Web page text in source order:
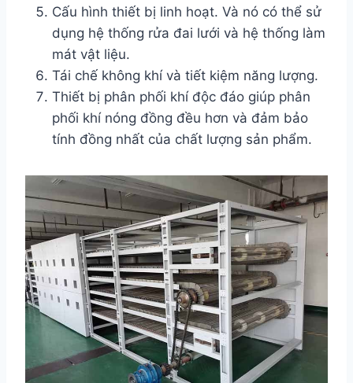
Cấu hình thiết bị linh hoạt. Và nó có thể sử
dụng hệ thống rửa đai lưới và hệ thống làm
mát vật liệu.
Tái chế không khí và tiết kiệm năng lượng.
Thiết bị phân phối khí độc đáo giúp phân
phối khí nóng đồng đều hơn và đảm bảo
tính đồng nhất của chất lượng sản phẩm.